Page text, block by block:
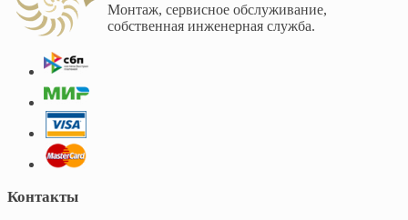
Монтаж, сервисное обслуживание,
собственная инженерная служба.
Контакты